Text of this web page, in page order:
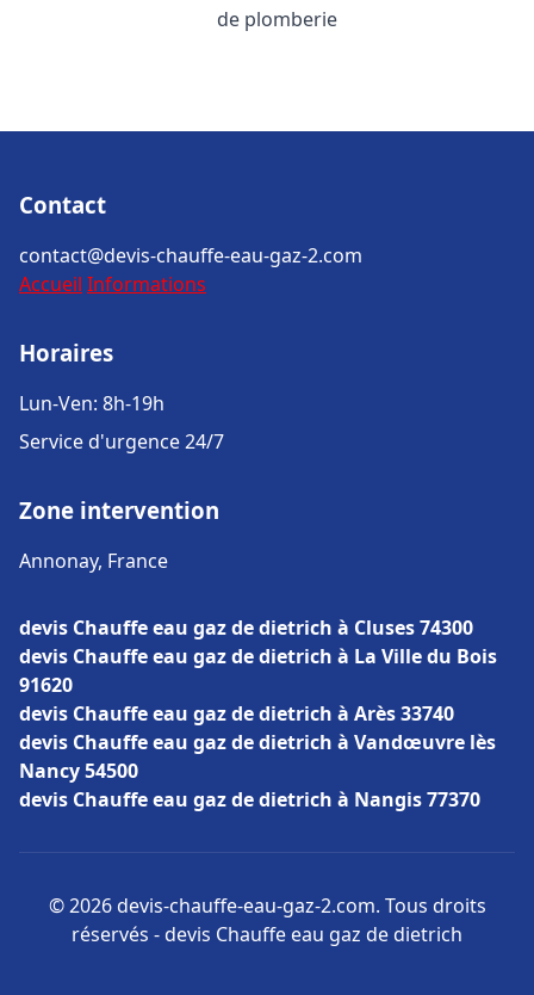
de plomberie
Contact
contact@devis-chauffe-eau-gaz-2.com
Accueil Informations
Horaires
Lun-Ven: 8h-19h
Service d'urgence 24/7
Zone intervention
Annonay, France
devis Chauffe eau gaz de dietrich à Cluses 74300
devis Chauffe eau gaz de dietrich à La Ville du Bois
91620
devis Chauffe eau gaz de dietrich à Arès 33740
devis Chauffe eau gaz de dietrich à Vandœuvre lès
Nancy 54500
devis Chauffe eau gaz de dietrich à Nangis 77370
© 2026 devis-chauffe-eau-gaz-2.com. Tous droits
réservés - devis Chauffe eau gaz de dietrich